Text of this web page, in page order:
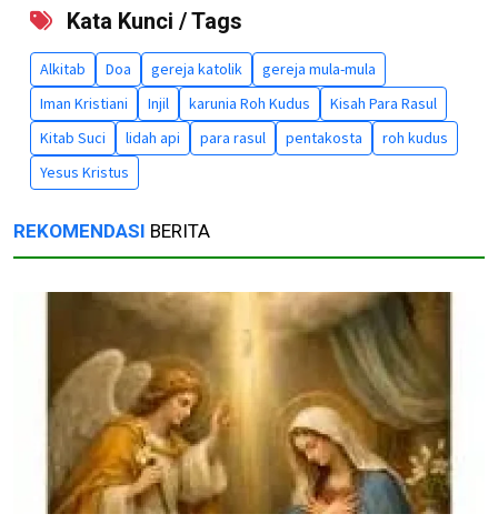
Kata Kunci / Tags
Alkitab Doa gereja katolik
gereja mula-mula
Iman Kristiani
Injil karunia Roh Kudus
Kisah Para Rasul
Kitab Suci
lidah api para rasul pentakosta
roh kudus
Yesus Kristus
REKOMENDASI BERITA